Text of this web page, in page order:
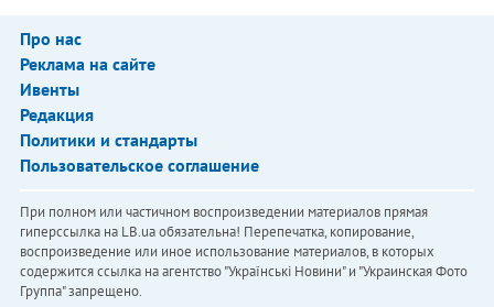
Про нас
Реклама на сайте
Ивенты
Редакция
Политики и стандарты
Пользовательское соглашение
При полном или частичном воспроизведении материалов прямая
гиперссылка на LB.ua обязательна! Перепечатка, копирование,
воспроизведение или иное использование материалов, в которых
содержится ссылка на агентство "Українськi Новини" и "Украинская Фото
Группа" запрещено.